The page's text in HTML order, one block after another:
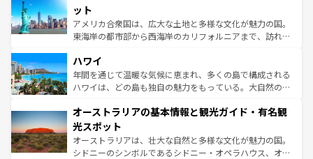
博物館もあり、アルプス観光だけでなく町歩きも満喫する
ことができる。国民の所得が高いため物価も高いが、旅行
者向けの交通パス提供のサービスもあり、うまく活用すれ
着のスイス情報は
ット
アメリカ合衆国は、広大な土地と多様な文化が魅力の国。
東海岸の都市部から西海岸のカリフォルニアまで、訪れる
のような巨大都市は、観光、ショッピング、エンターテイ
ンメントが詰まった刺激的なスポットだ。一方、アメリカ
西部には大自然が広がり、グランドキャニオンやイエロー
部のニューオーリンズでは、音楽と美食が融合した独特の
文化が魅力。旅行者はアメリカの各地域で異なる魅力を楽
しみながら、その多様性と豊かな歴史を感じることができ
るだろう。車でのロードトリップや列車の旅も、アメリカ
ハワイ
年間を通じて温暖な気候に恵まれ、多くの島で構成される
ハワイは、どの島も独自の魅力をもっている。大自然の神
ワイ島は見逃せない。また、定番の観光地といえばオアフ
島だが、静かな自然を求めるならマウイ島やカウアイ島が
おすすめ。エメラルドグリーンに輝く海をはじめ、豊かな
文化や歴史が息づいている。「アロハスピリット」と呼ば
オーストラリアの基本情報と観光ガイド・有名観
光スポット
オーストラリアは、壮大な自然と多様な文化が魅力の国。
シドニーのシンボルであるシドニー・オペラハウス、オー